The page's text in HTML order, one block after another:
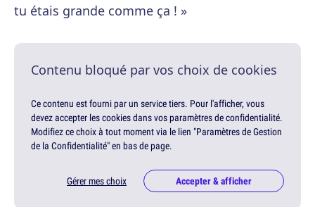
tu étais grande comme ça ! »
Contenu bloqué par vos choix de cookies
Ce contenu est fourni par un service tiers. Pour l'afficher, vous
devez accepter les cookies dans vos paramètres de confidentialité.
Modifiez ce choix à tout moment via le lien "Paramètres de Gestion
de la Confidentialité" en bas de page.
Gérer mes choix Accepter & afficher